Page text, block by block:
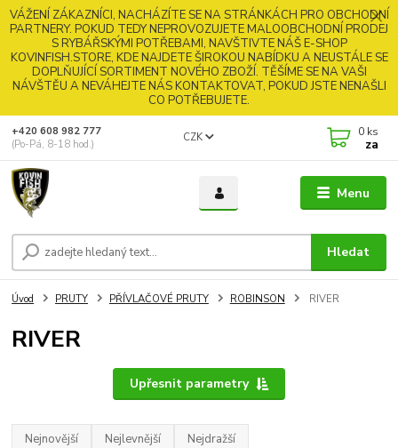
VÁŽENÍ ZÁKAZNÍCI, NACHÁZÍTE SE NA STRÁNKÁCH PRO OBCHODNÍ
PARTNERY. POKUD TEDY NEPROVOZUJETE MALOOBCHODNÍ PRODEJ
S RYBÁŘSKÝMI POTŘEBAMI, NAVŠTIVTE NÁŠ E-SHOP
KOVINFISH.STORE, KDE NAJDETE ŠIROKOU NABÍDKU A NEUSTÁLE SE
DOPLŇUJÍCÍ SORTIMENT NOVÉHO ZBOŽÍ. TĚŠÍME SE NA VAŠI
NÁVŠTĚU A NEVÁHEJTE NÁS KONTAKTOVAT, POKUD JSTE NENAŠLI
CO POTŘEBUJETE.
Menu
CZK
Hledat
+420 608 982 777
(Po-Pá, 8-18 hod.)
0 ks
za
Úvod PRUTY PŘÍVLAČOVÉ PRUTY ROBINSON RIVER
RIVER
Upřesnit parametry
Nejnovější Nejlevnější Nejdražší